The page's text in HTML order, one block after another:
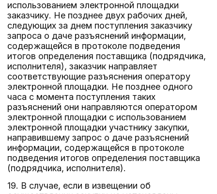
использованием электронной площадки
заказчику. Не позднее двух рабочих дней,
следующих за днем поступления заказчику
запроса о даче разъяснений информации,
содержащейся в протоколе подведения
итогов определения поставщика (подрядчика,
исполнителя), заказчик направляет
соответствующие разъяснения оператору
электронной площадки. Не позднее одного
часа с момента поступления таких
разъяснений они направляются оператором
электронной площадки с использованием
электронной площадки участнику закупки,
направившему запрос о даче разъяснений
информации, содержащейся в протоколе
подведения итогов определения поставщика
(подрядчика, исполнителя).
19. В случае, если в извещении об